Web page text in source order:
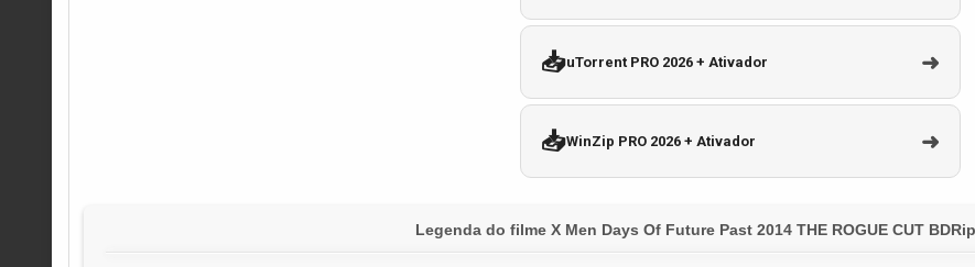
📥uTorrent PRO 2026 + Ativador ➜
📥WinZip PRO 2026 + Ativador ➜
Legenda do filme X Men Days Of Future Past 2014 THE ROGUE CUT